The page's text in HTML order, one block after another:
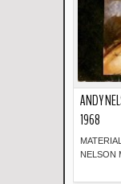
ANDY
1968
NELSON